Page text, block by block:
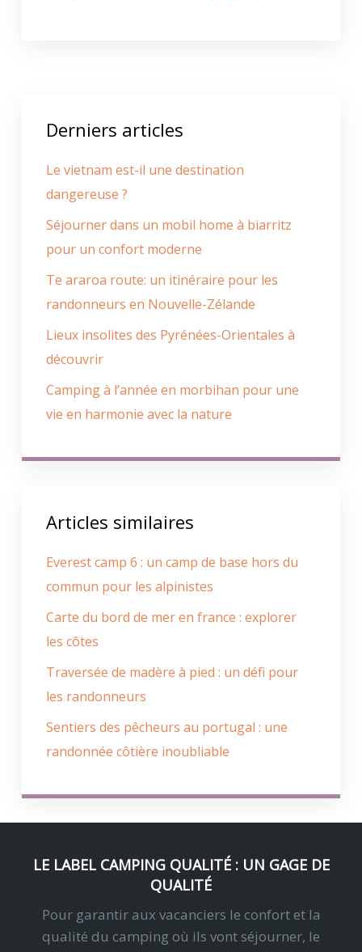
Derniers articles
Le vietnam est-il une destination
dangereuse ?
Séjourner dans un mobil home à biarritz
pour un confort moderne
Te araroa route: un itinéraire pour les
randonneurs en Nouvelle-Zélande
Lieux insolites des Pyrénées-Orientales à
découvrir
Camping à l’année en morbihan pour une
vie en harmonie avec la nature
Articles similaires
Everest camp 6 : un camp de base hors du
commun pour les alpinistes
Carte du bord de mer en france : explorer
les côtes
Traversée de madère à pied : un défi pour
les randonneurs
Sentiers des pêcheurs au portugal : une
randonnée côtière inoubliable
LE LABEL CAMPING QUALITÉ : UN GAGE DE
QUALITÉ
Pour garantir aux vacanciers le confort et la
qualité du camping où ils vont séjourner, le